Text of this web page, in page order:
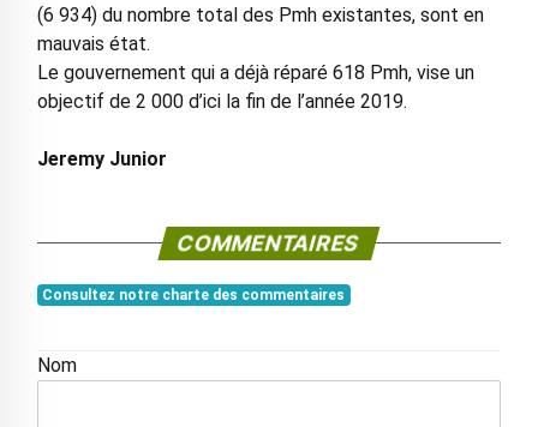
(6 934) du nombre total des Pmh existantes, sont en
mauvais état.
Le gouvernement qui a déjà réparé 618 Pmh, vise un
objectif de 2 000 d’ici la fin de l’année 2019.
Jeremy Junior
COMMENTAIRES
Consultez notre charte des commentaires
Nom